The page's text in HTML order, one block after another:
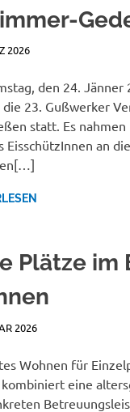
2026
den 24.
23. Gußwerker
statt. Es
EisschützInnen an
Plätze im
2026
Wohnen für
kombiniert eine